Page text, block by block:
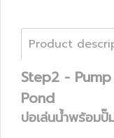
Product
Step2 -
Pond
บ่อเล่นน้ำพร้อมปั๊